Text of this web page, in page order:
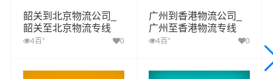
韶关到北京物流公司_
韶关至北京物流专线
4百 + 0
广州到香港物流公司_
广州至香港物流专线
4百 + 0